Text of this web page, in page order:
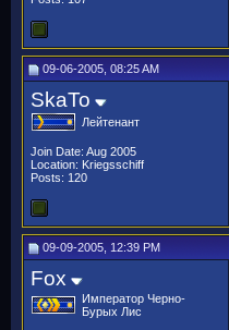
09-06-2005, 08:25 AM
SkaTo
Лейтенант
Join Date: Aug 2005
Location: Kriegsschiff
Posts: 120
09-09-2005, 12:39 PM
Fox
Император Черно-
Бурых Лис